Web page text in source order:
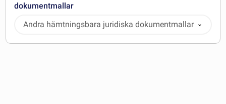
dokumentmallar
Andra hämtningsbara juridiska dokumentmallar